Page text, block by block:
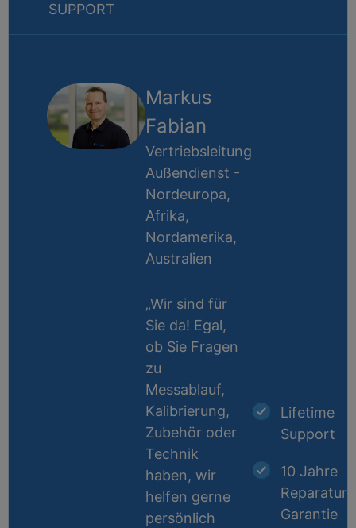
SUPPORT
Markus
Fabian
Vertriebsleitung
Außendienst -
Nordeuropa,
Afrika,
Nordamerika,
Australien
„Wir sind für
Sie da! Egal,
ob Sie Fragen
zu
Messablauf,
Kalibrierung,
Zubehör oder
Technik
haben, wir
helfen gerne
persönlich
Lifetime
Support
10 Jahre
Reparatur-
Garantie